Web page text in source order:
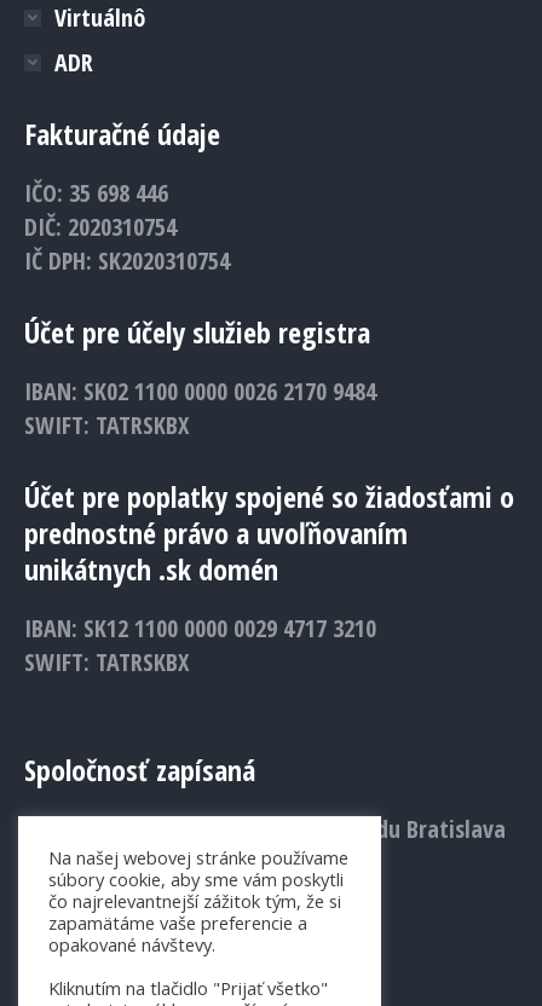
Virtuálnô
ADR
Fakturačné údaje
IČO: 35 698 446
DIČ: 2020310754
IČ DPH: SK2020310754
Účet pre účely služieb registra
IBAN: SK02 1100 0000 0026 2170 9484
SWIFT: TATRSKBX
Účet pre poplatky spojené so žiadosťami o
prednostné právo a uvoľňovaním
unikátnych .sk domén
IBAN: SK12 1100 0000 0029 4717 3210
SWIFT: TATRSKBX
Spoločnosť zapísaná
v Obchodnom registri Mestského súdu Bratislava
III., Vložka č.: 1156/B
Na našej webovej stránke používame
súbory cookie, aby sme vám poskytli
čo najrelevantnejší zážitok tým, že si
zapamätáme vaše preferencie a
opakované návštevy.
Kliknutím na tlačidlo "Prijať všetko"